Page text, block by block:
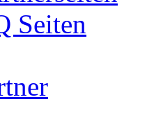
Seiten